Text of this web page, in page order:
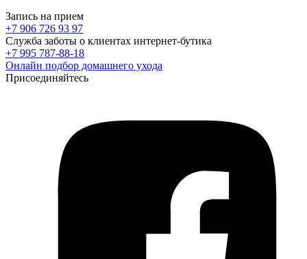
Запись на прием
+7 906 726 93 97
Служба заботы о клиентах интернет-бутика
+7 995 787-88-18
Онлайн подбор домашнего ухода
Присоединяйтесь